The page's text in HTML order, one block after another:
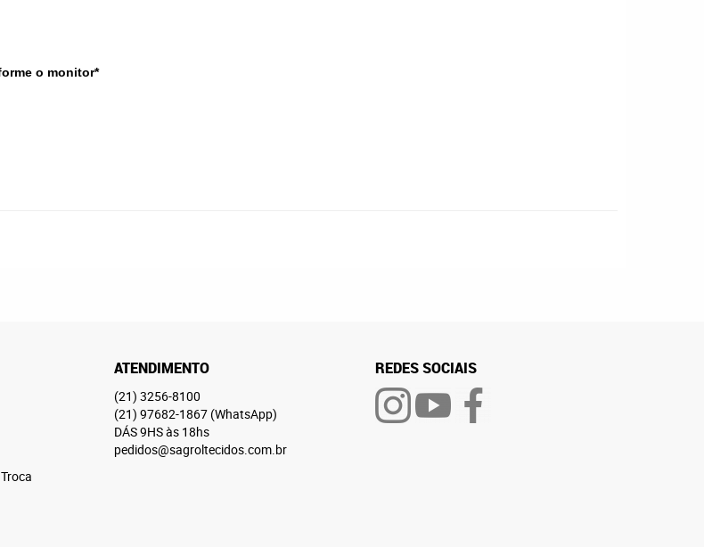
o monitor*
ATENDIMENTO
(21) 3256-8100
(21) 97682-1867 (WhatsApp)
DÁS 9HS às 18hs
pedidos@sagroltecidos.com.br
REDES SOCIAIS